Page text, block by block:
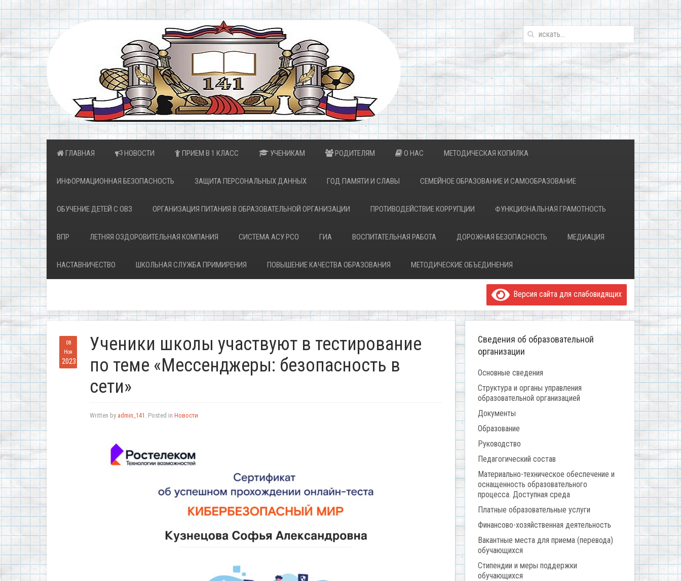
ГЛАВНАЯ НОВОСТИ ПРИЕМ В 1 КЛАСС УЧЕНИКАМ РОДИТЕЛЯМ О НАС МЕТОДИЧЕСКАЯ КОПИЛКА
ИНФОРМАЦИОННАЯ БЕЗОПАСНОСТЬ ЗАЩИТА ПЕРСОНАЛЬНЫХ ДАННЫХ ГОД ПАМЯТИ И СЛАВЫ СЕМЕЙНОЕ ОБРАЗОВАНИЕ И САМООБРАЗОВАНИЕ
ОБУЧЕНИЕ ДЕТЕЙ С ОВЗ ОРГАНИЗАЦИЯ ПИТАНИЯ В ОБРАЗОВАТЕЛЬНОЙ ОРГАНИЗАЦИИ ПРОТИВОДЕЙСТВИЕ КОРРУПЦИИ ФУНКЦИОНАЛЬНАЯ ГРАМОТНОСТЬ
ВПР ЛЕТНЯЯ ОЗДОРОВИТЕЛЬНАЯ КОМПАНИЯ СИСТЕМА АСУ РСО ГИА ВОСПИТАТЕЛЬНАЯ РАБОТА ДОРОЖНАЯ БЕЗОПАСНОСТЬ МЕДИАЦИЯ
НАСТАВНИЧЕСТВО ШКОЛЬНАЯ СЛУЖБА ПРИМИРЕНИЯ ПОВЫШЕНИЕ КАЧЕСТВА ОБРАЗОВАНИЯ МЕТОДИЧЕСКИЕ ОБЪЕДИНЕНИЯ
Версия сайта для слабовидящих
08
Ноя
2023
Ученики школы участвуют в тестирование
по теме «Мессенджеры: безопасность в
сети»
Written by admin_141 . Posted in Новости
Сведения об образовательной
организации
Основные сведения
Структура и органы управления
образовательной организацией
Документы
Образование
Руководство
Педагогический состав
Материально-техническое обеспечение и
оснащенность образовательного
процесса. Доступная среда
Платные образовательные услуги
Финансово-хозяйственная деятельность
Вакантные места для приема (перевода)
обучающихся
Стипендии и меры поддержки
обучающихся